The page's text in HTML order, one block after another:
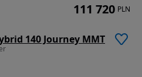
140 Journey MMT
111 720 PLN